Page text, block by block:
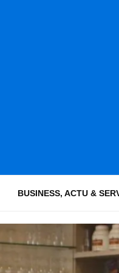
BUSINESS, ACTU &